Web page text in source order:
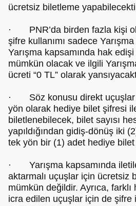
ücretsiz biletleme
· PNR’da birden fazla kişi
şifre kullanımı sadece
Yarışma kapsamında hak
mümkün olacak ve ilgili
ücreti “0 TL” olarak
· Söz konusu direkt uçuşlar
yön olarak hediye bilet şifresi
biletlenebilecek, bilet sayısı
yapıldığından gidiş-dönüş iki
tek yön bir (1) adet hediye bilet
· Yarışma kapsamında
aktarmalı uçuşlar için ücretsiz
mümkün değildir. Ayrıca,
icra edilen uçuşlar için de şifre